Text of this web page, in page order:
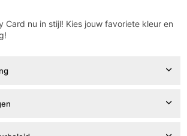
Card nu in stijl! Kies jouw favoriete kleur en